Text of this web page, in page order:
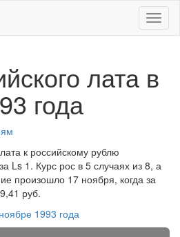
Меню
лата в
года
к российскому рублю
Ls 1. Курс рос в 5 случаях из 8, а
произошло 17 ноября, когда за
руб.
1993 года